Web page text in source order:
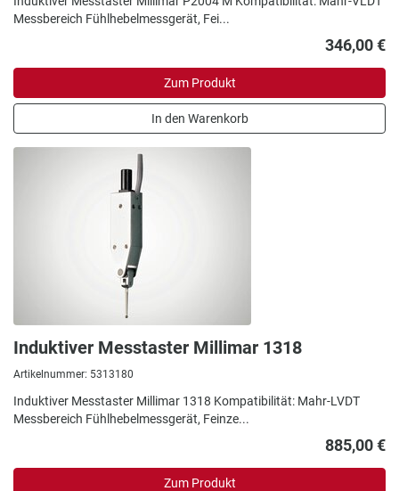
Messbereich Fühlhebelmessgerät, Fei...
346,00 €
Zum Produkt
In den Warenkorb
Induktiver Messtaster Millimar 1318
Artikelnummer: 5313180
Induktiver Messtaster Millimar 1318 Kompatibilität: Mahr-LVDT
Messbereich Fühlhebelmessgerät, Feinze...
885,00 €
Zum Produkt